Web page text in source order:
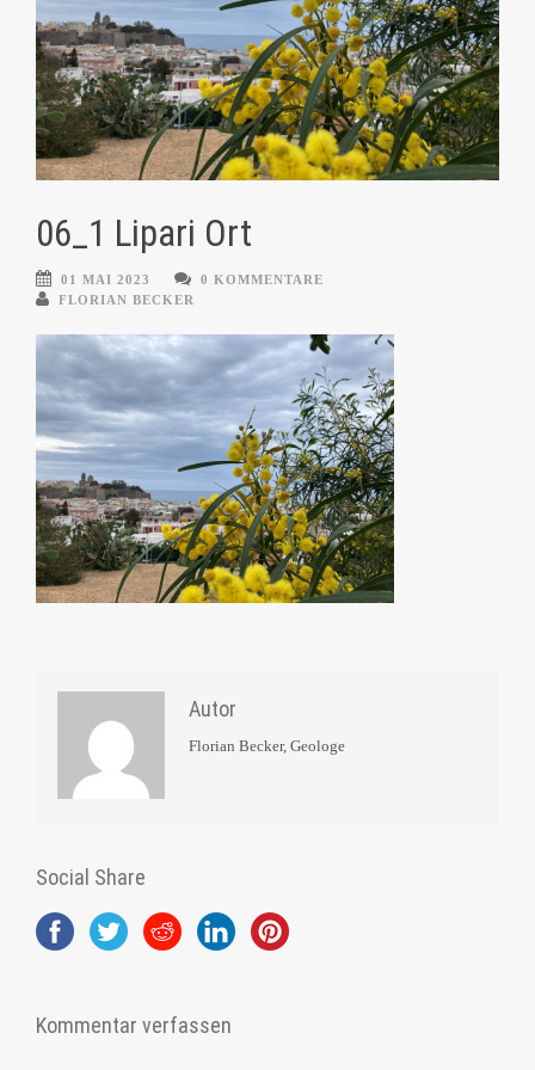
06_1 Lipari Ort
01 MAI 2023
0 KOMMENTARE
FLORIAN BECKER
Autor
Florian Becker, Geologe
Social Share
Kommentar verfassen